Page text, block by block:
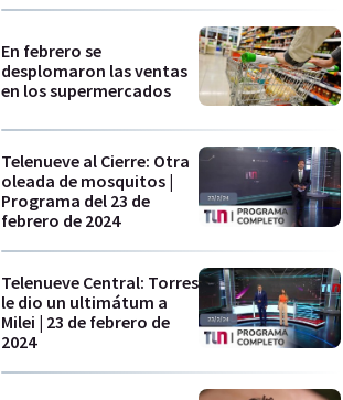
En febrero se
desplomaron las ventas
en los supermercados
Telenueve al Cierre: Otra
oleada de mosquitos |
Programa del 23 de
febrero de 2024
Telenueve Central: Torres
le dio un ultimátum a
Milei | 23 de febrero de
2024